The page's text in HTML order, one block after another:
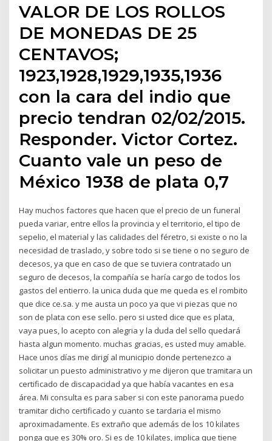
VALOR DE LOS ROLLOS
DE MONEDAS DE 25
CENTAVOS;
1923,1928,1929,1935,1936
con la cara del indio que
precio tendran 02/02/2015.
Responder. Victor Cortez.
Cuanto vale un peso de
México 1938 de plata 0,7
Hay muchos factores que hacen que el precio de un funeral
pueda variar, entre ellos la provincia y el territorio, el tipo de
sepelio, el material y las calidades del féretro, si existe o no la
necesidad de traslado, y sobre todo si se tiene o no seguro de
decesos, ya que en caso de que se tuviera contratado un
seguro de decesos, la compañía se haría cargo de todos los
gastos del entierro. la unica duda que me queda es el rombito
que dice ce.sa. y me austa un poco ya que vi piezas que no
son de plata con ese sello. pero si usted dice que es plata,
vaya pues, lo acepto con alegria y la duda del sello quedará
hasta algun momento. muchas gracias, es usted muy amable.
Hace unos días me dirigí al municipio donde pertenezco a
solicitar un puesto administrativo y me dijeron que tramitara un
certificado de discapacidad ya que había vacantes en esa
área. Mi consulta es para saber si con este panorama puedo
tramitar dicho certificado y cuanto se tardaria el mismo
aproximadamente. Es extraño que además de los 10 kilates
ponga que es 30% oro. Si es de 10 kilates, implica que tiene